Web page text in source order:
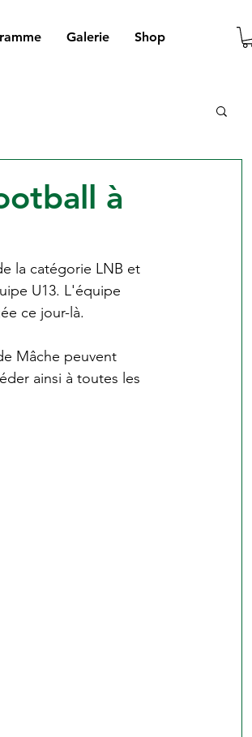
Galerie Shop
à
la catégorie LNB et
U13. L'équipe
ce jour-là.
Mâche peuvent
ainsi à toutes les